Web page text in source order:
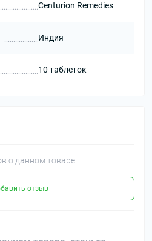
Centurion Remedies
Индия
10 таблеток
о данном товаре.
отзыв